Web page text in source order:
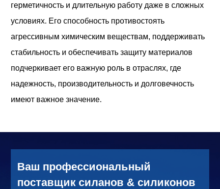
герметичность и длительную работу даже в сложных
условиях. Его способность противостоять
агрессивным химическим веществам, поддерживать
стабильность и обеспечивать защиту материалов
подчеркивает его важную роль в отраслях, где
надежность, производительность и долговечность
имеют важное значение.
Ваш профессиональный
поставщик силанов & силиконов